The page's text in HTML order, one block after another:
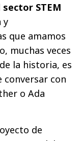
STEM
y
que amamos
muchas veces
la historia, es
con
o Ada
de